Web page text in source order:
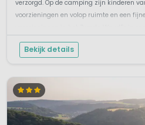
verzorgd. Op de camping zijn kinderen
voorzieningen en volop ruimte en een
Bekijk details